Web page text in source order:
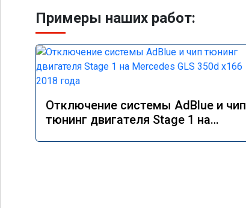
Примеры наших работ:
Отключение системы AdBlue и чип
тюнинг двигателя Stage 1 на